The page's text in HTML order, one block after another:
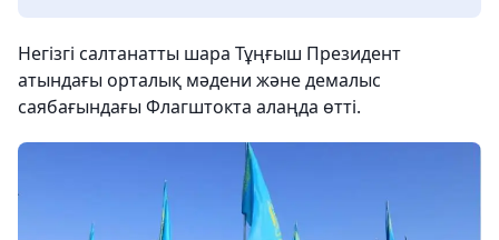
Негізгі салтанатты шара Тұңғыш Президент
атындағы орталық мәдени және демалыс
саябағындағы Флагштокта алаңда өтті.